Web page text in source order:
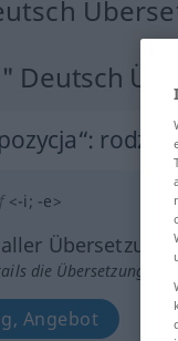
Deutsch
: rodzaj
f <-i; -e>
die Übersetzung
Angebot